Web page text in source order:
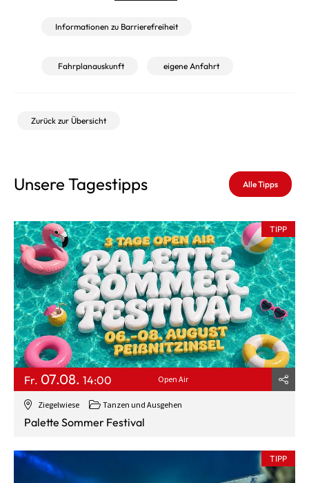
Informationen zu Barrierefreiheit
Fahrplanauskunft eigene Anfahrt
Zurück zur Übersicht
Unsere Tagestipps Alle Tipps
Ziegelwiese Tanzen und Ausgehen
TIPP
Fr. 07.08. 14:00 Open Air
Palette Sommer Festival
TIPP